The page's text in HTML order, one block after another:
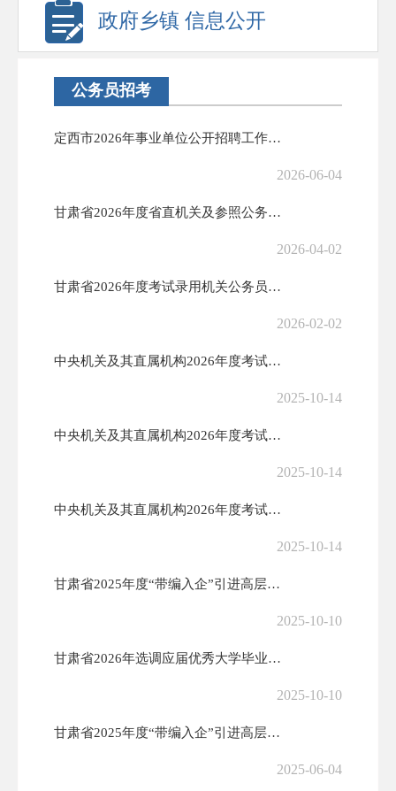
政府乡镇 信息公开
公务员招考
定西市2026年事业单位公开招聘工作人员公告
2026-06-04
甘肃省2026年度省直机关及参照公务员法管理单位公开遴选和公开选调公...
2026-04-02
甘肃省2026年度考试录用机关公务员和参照公务员法管理单位工作人员公...
2026-02-02
中央机关及其直属机构2026年度考试录用公务员报名即将开始
2025-10-14
中央机关及其直属机构2026年度考试录用公务员报考指南
2025-10-14
中央机关及其直属机构2026年度考试录用公务员公告
2025-10-14
甘肃省2025年度“带编入企”引进高层次人才公告（第二批）
2025-10-10
甘肃省2026年选调应届优秀大学毕业生公告
2025-10-10
甘肃省2025年度“带编入企”引进高层次人才公告（第一批）
2025-06-04